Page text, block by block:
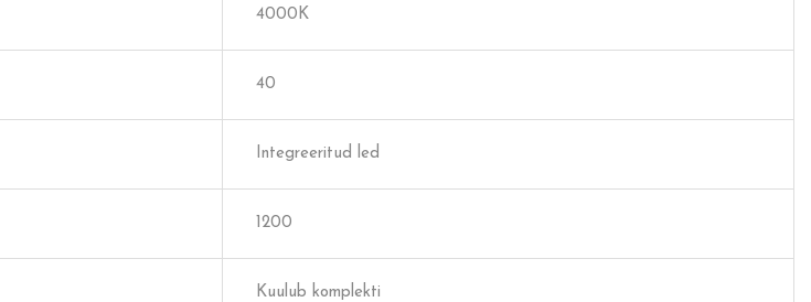
4000K
40
Integreeritud led
1200
Kuulub komplekti